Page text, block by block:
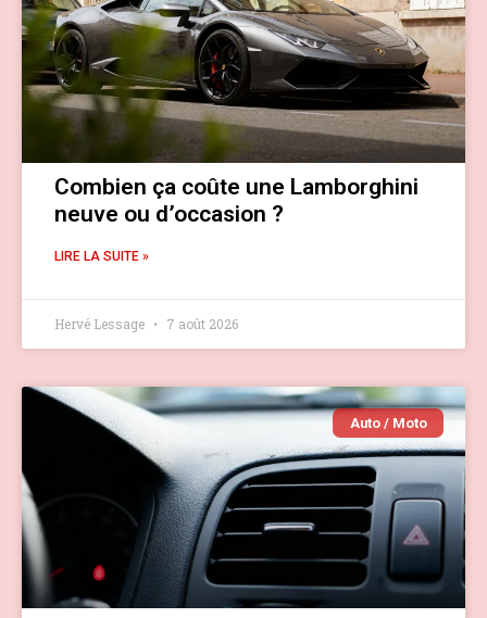
Combien ça coûte une Lamborghini
neuve ou d’occasion ?
LIRE LA SUITE »
Hervé Lessage 7 août 2026
Auto / Moto